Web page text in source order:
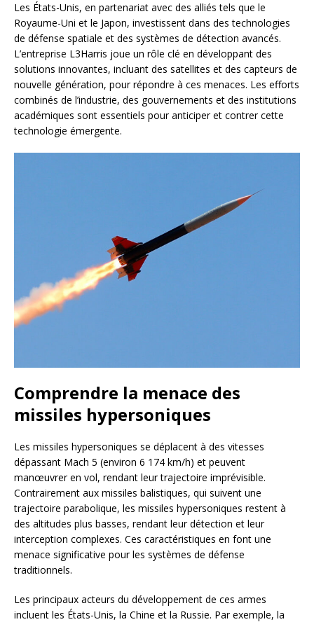
Les États-Unis, en partenariat avec des alliés tels que le
Royaume-Uni et le Japon, investissent dans des technologies
de défense spatiale et des systèmes de détection avancés.
L’entreprise L3Harris joue un rôle clé en développant des
solutions innovantes, incluant des satellites et des capteurs de
nouvelle génération, pour répondre à ces menaces. Les efforts
combinés de l’industrie, des gouvernements et des institutions
académiques sont essentiels pour anticiper et contrer cette
technologie émergente.
Comprendre la menace des
missiles hypersoniques
Les missiles hypersoniques se déplacent à des vitesses
dépassant Mach 5 (environ 6 174 km/h) et peuvent
manœuvrer en vol, rendant leur trajectoire imprévisible.
Contrairement aux missiles balistiques, qui suivent une
trajectoire parabolique, les missiles hypersoniques restent à
des altitudes plus basses, rendant leur détection et leur
interception complexes. Ces caractéristiques en font une
menace significative pour les systèmes de défense
traditionnels.
Les principaux acteurs du développement de ces armes
incluent les États-Unis, la Chine et la Russie. Par exemple, la